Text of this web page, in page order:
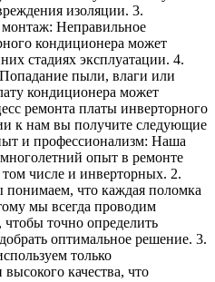
изоляции. 3.
Неправильное
кондиционера может
стадиях эксплуатации. 4.
пыли, влаги или
кондиционера может
ремонта платы инверторного
к нам вы получите следующие
и профессионализм: Наша
опыт в ремонте
числе и инверторных. 2.
что каждая поломка
мы всегда проводим
точно определить
оптимальное решение. 3.
только
качества, что